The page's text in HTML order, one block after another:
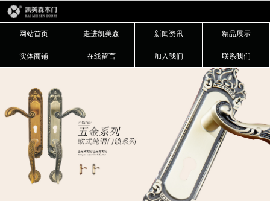
网站首页 走进凯美森 新闻资讯 精品展示
实体商铺 在线留言 加入我们 联系我们